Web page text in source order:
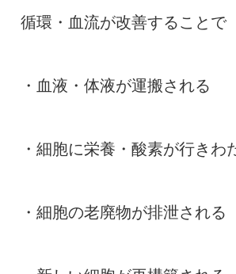
循環・血流が改善することで
・血液・体液が運搬される
・細胞に栄養・酸素が行きわ
・細胞の老廃物が排泄される